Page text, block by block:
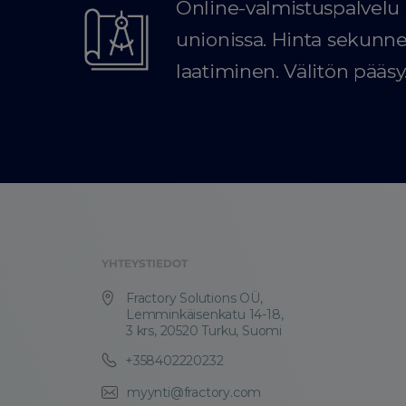
Online-valmistuspalvelu
unionissa. Hinta
laatiminen. Välitön
YHTEYSTIEDOT
Fractory Solutions OÜ,
Lemminkäisenkatu 14-18,
3 krs, 20520 Turku, Suomi
+358402220232
myynti@fractory.com